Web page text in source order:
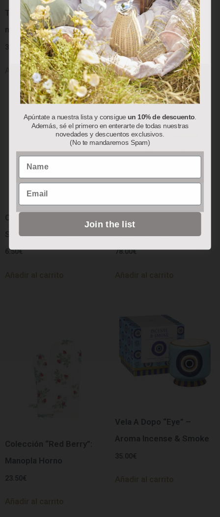
Termo Blanco Berry (800
ml)
37.00€
Añadir al carrito
Mug Porcelana
27.50€
Añadir al carrito
Colección “Red Berry”:
Servilletas de Papel
6.50€
Colección “Red Berry”:
Bolsa Térmica
78.00€
Colección “Red Berry”:
Manopla Horno
23.50€
Vela A Dopo “Eye” –
Aroma Incense & Smoke
35.00€
sus preferencias.
Aceptar Rechazar Personalizar
Apúntate a nuestra lista y consigue un 10% de descuento
Además, sé el primero en enterarte de todas nuestras
novedades y descuentos exclusivos.
(No te mandaremos Spam)
Name
Email
Join the list